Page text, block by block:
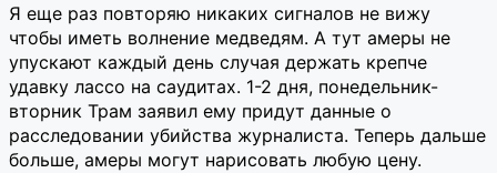
Я еще раз повторяю никаких сигналов не вижу
чтобы иметь волнение медведям. А тут амеры не
упускают каждый день случая держать крепче
удавку лассо на саудитах. 1-2 дня, понедельник-
вторник Трам заявил ему придут данные о
расследовании убийства журналиста. Теперь дальше
больше, амеры могут нарисовать любую цену.